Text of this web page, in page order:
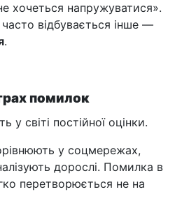
хочеться напружуватися».
часто відбувається інше —
.
помилок
у світі постійної оцінки.
у соцмережах,
дорослі. Помилка в
перетворюється не на